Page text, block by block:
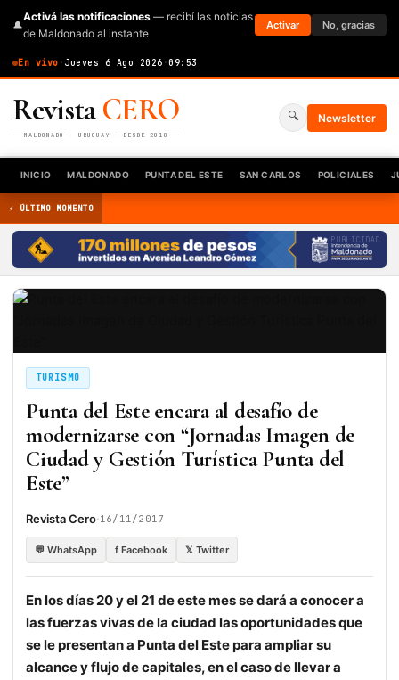
🔔
Activá las notificaciones — recibí las noticias
de Maldonado al instante
Activar No, gracias
En vivo · Jueves 6 Ago 2026 ·09:53
RevistaCERO
MALDONADO · URUGUAY · DESDE 2010
🔍 Newsletter
INICIO MALDONADO PUNTA DEL ESTE SAN CARLOS POLICIALES
⚡ ÚLTIMO MOMENTO
PUBLICIDAD
TURISMO
Punta del Este encara al desafío de
modernizarse con “Jornadas Imagen de
Ciudad y Gestión Turística Punta del
Este”
Revista Cero·16/11/2017
💬 WhatsApp f Facebook 𝕏 Twitter
En los días 20 y el 21 de este mes se dará a conocer a
las fuerzas vivas de la ciudad las oportunidades que
se le presentan a Punta del Este para ampliar su
alcance y flujo de capitales, en el caso de llevar a